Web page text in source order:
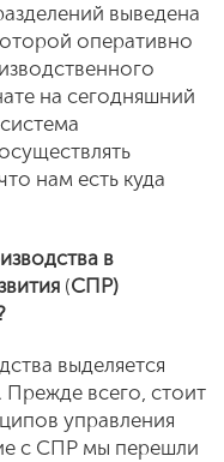
выведена
оперативно
на сегодняшний
нам есть куда
в
(СПР)
выделяется
Прежде всего, стоит
управления
с СПР мы перешли